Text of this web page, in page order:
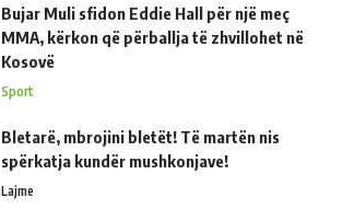
Bujar Muli sfidon Eddie Hall për një meç
MMA, kërkon që përballja të zhvillohet në
Kosovë
Sport
Bletarë, mbrojini bletët! Të martën nis
spërkatja kundër mushkonjave!
Lajme